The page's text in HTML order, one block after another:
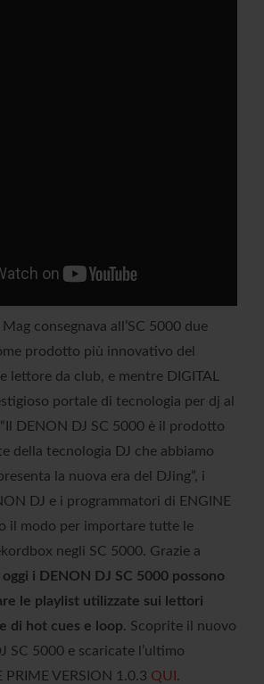
consegnava all’SC 5000 due
prodotto più innovativo del
lettore da club, e mentre DIGITAL
portale di tecnologia per dj al
DENON DJ SC 5000 è il prodotto
della tecnologia DJ che abbiamo
la nuova era del DJing”, i
DJ e i programmatori di ENGINE
il modo per importare tutte le
negli SC 5000. Grazie a
oggi i DENON DJ SC 5000 possono
le playlist utilizzate sui lettori
di hot cues e loop. Scoprite il nuovo
SC 5000 e scaricate l’ultimo
VERSION 1.0.3 QUI .